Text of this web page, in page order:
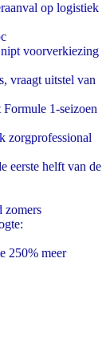
op logistiek
voorverkiezing
vraagt uitstel van
1-seizoen
zorgprofessional
eerste helft van de
zomers
250% meer